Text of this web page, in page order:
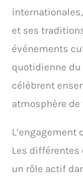
et ses
événements
quotidienne du
célèbrent
atmosphère
L’engagement
Les différentes
un rôle actif